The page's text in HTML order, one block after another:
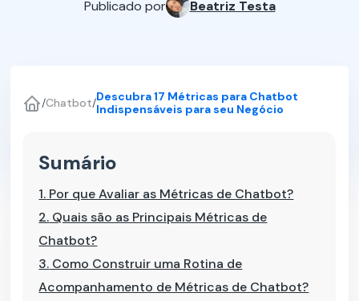
Publicado por Beatriz Testa
/Chatbot/Descubra 17 Métricas para Chatbot
Indispensáveis para seu Negócio
Sumário
1. Por que Avaliar as Métricas de Chatbot?
2. Quais são as Principais Métricas de
Chatbot?
3. Como Construir uma Rotina de
Acompanhamento de Métricas de Chatbot?